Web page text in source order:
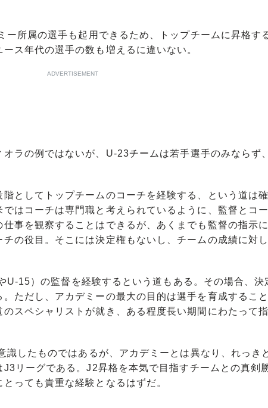
所属の選手も起用できるため、トップチームに昇格す
ス年代の選手の数も増えるに違いない。
ADVERTISEMENT
ラの例ではないが、U-23チームは若手選手のみならず
としてトップチームのコーチを経験する、という道は
はコーチは専門職と考えられているように、監督とコ
事を観察することはできるが、あくまでも監督の指示
の役目。そこには決定権もないし、チームの成績に対
15）の監督を経験するという道もある。その場合、決
ただし、アカデミーの最大の目的は選手を育成するこ
スペシャリストが就き、ある程度長い期間にわたって
したものではあるが、アカデミーとは異なり、れっき
リーグである。J2昇格を本気で目指すチームとの真剣
っても貴重な経験となるはずだ。